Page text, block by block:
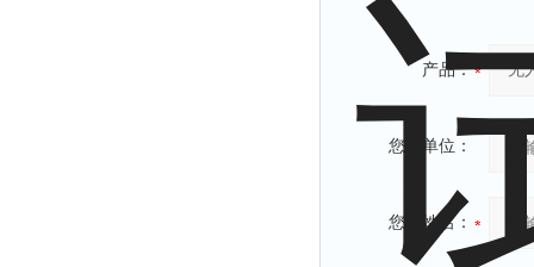
产品：
您的单位：
您的姓名：